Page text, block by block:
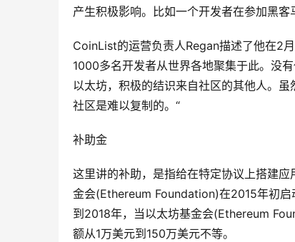
产生积极影响。比如一个开发者在参加黑客
CoinList的运营负责人Regan描述了他在2
1000多名开发者从世界各地聚集于此。没
以太坊，积极的结识来自社区的其他人。
社区是难以复制的。“
补助金
这里讲的补助，是指给在特定协议上搭建
金会(Ethereum Foundation)在2015年初启
到2018年，当以太坊基金会(Ethereum
额从1万美元到150万美元不等。